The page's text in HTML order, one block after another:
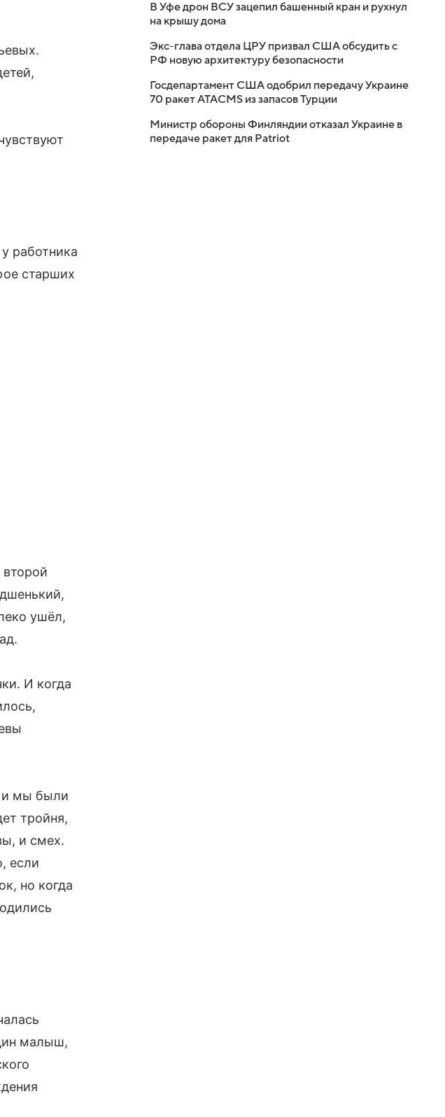
работника
старших
ушёл,
И когда
и мы были
тройня,
и смех.
если
но когда
малыш,
В Уфе дрон ВСУ зацепил башенный кран и рухнул
на крышу дома
Экс-глава отдела ЦРУ призвал США обсудить с
РФ новую архитектуру безопасности
Госдепартамент США одобрил передачу Украине
70 ракет ATACMS из запасов Турции
Министр обороны Финляндии отказал Украине в
передаче ракет для Patriot